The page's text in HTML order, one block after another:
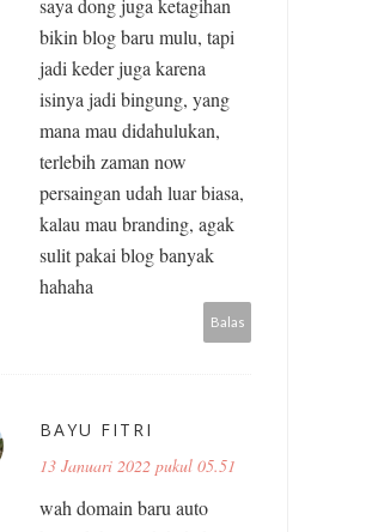
saya dong juga ketagihan
bikin blog baru mulu, tapi
jadi keder juga karena
isinya jadi bingung, yang
mana mau didahulukan,
terlebih zaman now
persaingan udah luar biasa,
kalau mau branding, agak
sulit pakai blog banyak
hahaha
Balas
BAYU FITRI
13 Januari 2022 pukul 05.51
wah domain baru auto